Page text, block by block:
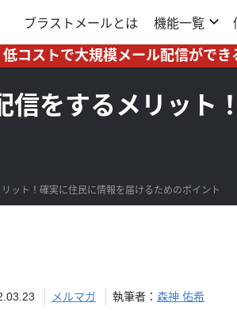
ブラストメールとは 機能一覧
低コストで大規模メール配信ができ
信をするメリット
ット！確実に住民に情報を届けるためのポイント
メルマガ 執筆者： 森神 佑希